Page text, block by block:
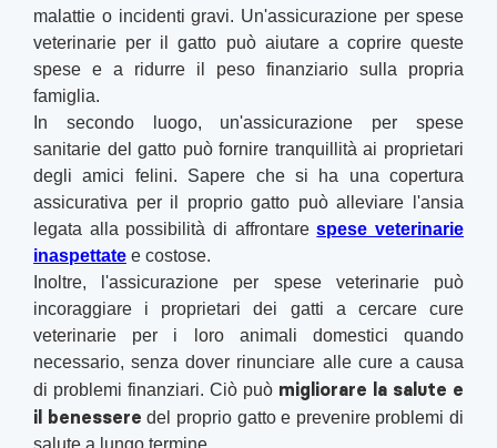
malattie o incidenti gravi. Un'assicurazione per spese
veterinarie per il gatto può aiutare a coprire queste
spese e a ridurre il peso finanziario sulla propria
famiglia.
In secondo luogo, un'assicurazione per spese
sanitarie del gatto può fornire tranquillità ai proprietari
degli amici felini. Sapere che si ha una copertura
assicurativa per il proprio gatto può alleviare l'ansia
legata alla possibilità di affrontarespese veterinarie
inaspettate e costose.
Inoltre, l'assicurazione per spese veterinarie può
incoraggiare i proprietari dei gatti a cercare cure
veterinarie per i loro animali domestici quando
necessario, senza dover rinunciare alle cure a causa
di problemi finanziari. Ciò può migliorare la salute e
il benessere del proprio gatto e prevenire problemi di
salute a lungo termine.